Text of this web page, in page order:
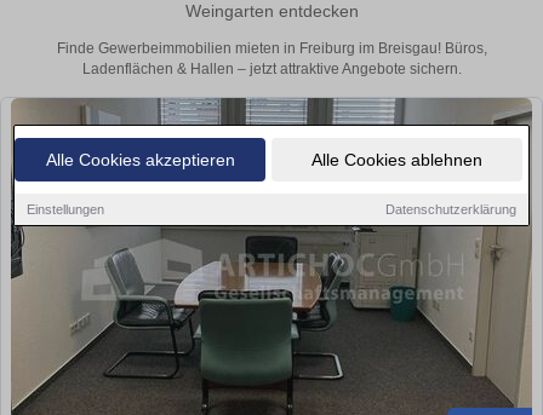
Alle Cookies akzeptieren Alle Cookies ablehnen
Einstellungen Datenschutzerklärung
Weingarten entdecken
Finde Gewerbeimmobilien mieten in Freiburg im Breisgau! Büros,
Ladenflächen & Hallen – jetzt attraktive Angebote sichern.